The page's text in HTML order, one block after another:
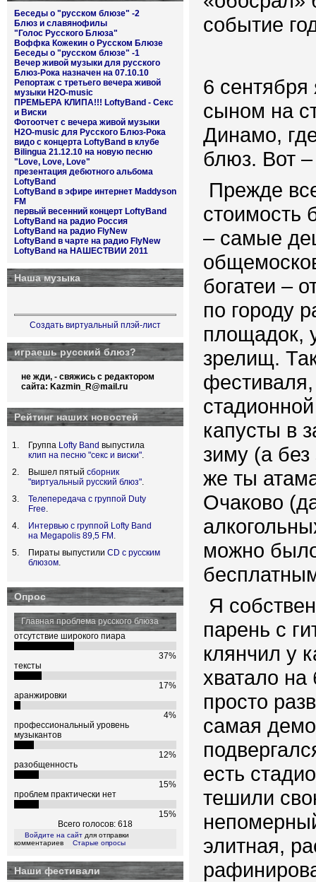
Беседы о "русском блюзе" -2
Блюз и славянофилы
"Голос Русского Блюза"
Воффка Кожекин о Русском Блюзе
Беседы о "русском блюзе" -1
Вечер живой музыки для русского
Блюз-Рока назначен на 07.10.10
Репортаж с третьего вечера живой
музыки H2O-music
ПРЕМЬЕРА КЛИПА!!! LoftyBand - Секс
и Виски
Фотоотчет с вечера живой музыки
H2O-music для Русского Блюз-Рока
видо с концерта LoftyBand в клубе
Bilingua 21.12.10 на новую песню
"Love, Love, Love"
презентация дебютного альбома
LoftyBand
LoftyBand в эфире интернет Maddyson
FM
первый весенний концерт LoftyBand
LoftyBand на радио Россия
LoftyBand на радио FlyNew
LoftyBand в чарте на радио FlyNew
LoftyBand на НАШЕСТВИИ 2011
Наша музыка
Создать виртуальный плэй-лист
играешь русский блюз?
не жди, - свяжись с редактором
сайта: Kazmin_R@mail.ru
Рейтинг наших новостей
Группа Lofty Band выпустила
клип на песню "секс и виски"
Вышел пятый сборник
"виртуальный русский блюз"
Телепередача с группой Duty
Free
Интервью с группой Lofty Band
на Megapolis 89,5 FM
Пираты выпустили CD с русским
блюзом
Опрос
Главная проблема русского блюза
отсутствие широкого пиара
37%
тексты
17%
аранжировки
4%
профессиональный уровень
музыкантов
12%
разобщенность
15%
проблем практически нет
15%
Всего голосов: 618
Войдите на сайт для отправки
комментариев
Старые опросы
Наши фестивали
событие
6
сыном на
Динамо,
блюз. Вот
Прежде
стоимость
– самые
богатеи –
по городу
площадок,
зрелищ.
капусты в
зиму (а без
же ты
Очаково
можно
Я
парень с
клянчил у
хватало на
просто
самая
есть
тешили
элитная,